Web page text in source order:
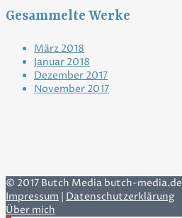
Gesammelte Werke
März 2018
Januar 2018
Dezember 2017
November 2017
© 2017 Butch Media butch-media.de
Impressum | Datenschutzerklärung
Über mich